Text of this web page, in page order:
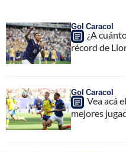
Gol Caracol
¿A
récord de
Gol Caracol
Vea acá
mejores